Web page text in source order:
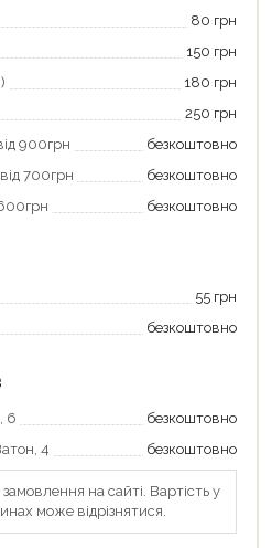
80 грн
150 грн
180 грн
250 грн
900грн
безкоштовно
700грн
безкоштовно
безкоштовно
55 грн
безкоштовно
6
безкоштовно
4
безкоштовно
замовлення на сайті. Вартість у
може відрізнятися.